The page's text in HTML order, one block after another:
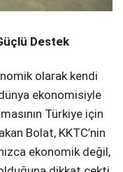
Destek
olarak kendi
ekonomisiyle
Türkiye için
Bolat, KKTC’nin
ekonomik değil,